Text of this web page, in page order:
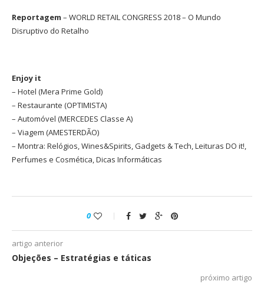
Reportagem – WORLD RETAIL CONGRESS 2018 – O Mundo
Disruptivo do Retalho
Enjoy it
– Hotel (Mera Prime Gold)
– Restaurante (OPTIMISTA)
– Automóvel (MERCEDES Classe A)
– Viagem (AMESTERDÃO)
– Montra: Relógios, Wines&Spirits, Gadgets & Tech, Leituras DO it!,
Perfumes e Cosmética, Dicas Informáticas
0
artigo anterior
Objeções – Estratégias e táticas
próximo artigo